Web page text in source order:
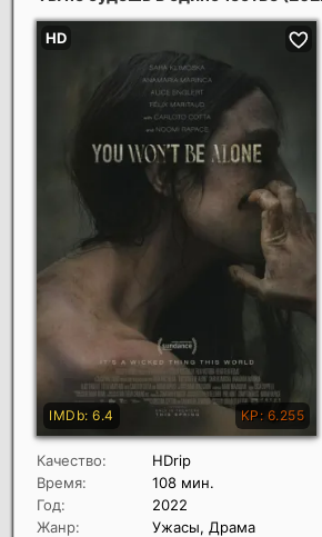
Качество:
HDrip
Время:
108 мин.
Год:
2022
Жанр:
Ужасы, Драма